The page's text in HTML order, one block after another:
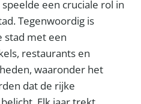
een cruciale rol in
Tegenwoordig is
stad met een
restaurants en
waaronder het
dat de rijke